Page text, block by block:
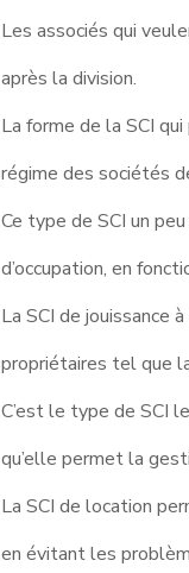
Les associés qui
après la division.
La forme de la SCI
régime des sociétés
Ce type de SCI un
d’occupation, en
La SCI de jouissance
propriétaires tel que
C’est le type de SCI
qu’elle permet la
La SCI de location
en évitant les